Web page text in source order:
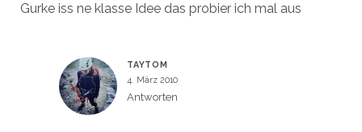
Gurke iss ne klasse Idee das probier ich mal aus
TAYTOM
4. März 2010
Antworten